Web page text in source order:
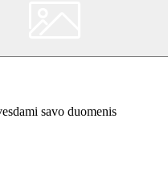
savo duomenis